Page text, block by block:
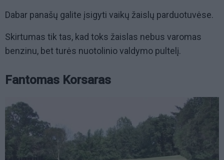
Dabar panašų galite įsigyti vaikų žaislų parduotuvėse.
Skirtumas tik tas, kad toks žaislas nebus varomas
benzinu, bet turės nuotolinio valdymo pultelį.
Fantomas Korsaras